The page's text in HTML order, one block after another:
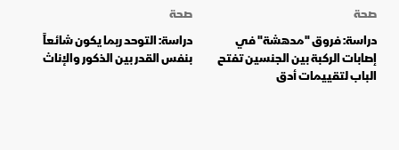
صحة
دراسة: فروق "مدهشة" في
إصابات الركبة بين الجنسين تفتح
الباب لتقييمات أدق
صحة
دراسة: التوحد ربما يكون شائعاً
بنفس القدر بين الذكور والإناث